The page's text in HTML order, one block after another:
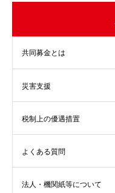
共同募金とは
災害支援
税制上の優遇措置
よくある質問
法人・機関紙等について